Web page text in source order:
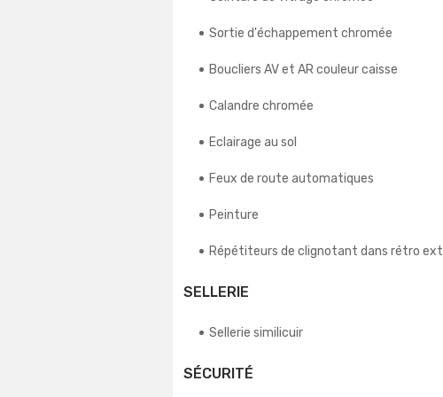
Sortie d'échappement chromée
Boucliers AV et AR couleur caisse
Calandre chromée
Eclairage au sol
Feux de route automatiques
Peinture
Répétiteurs de clignotant dans rétro ext
SELLERIE
Sellerie similicuir
SÉCURITÉ